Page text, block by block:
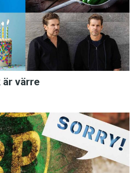
värre